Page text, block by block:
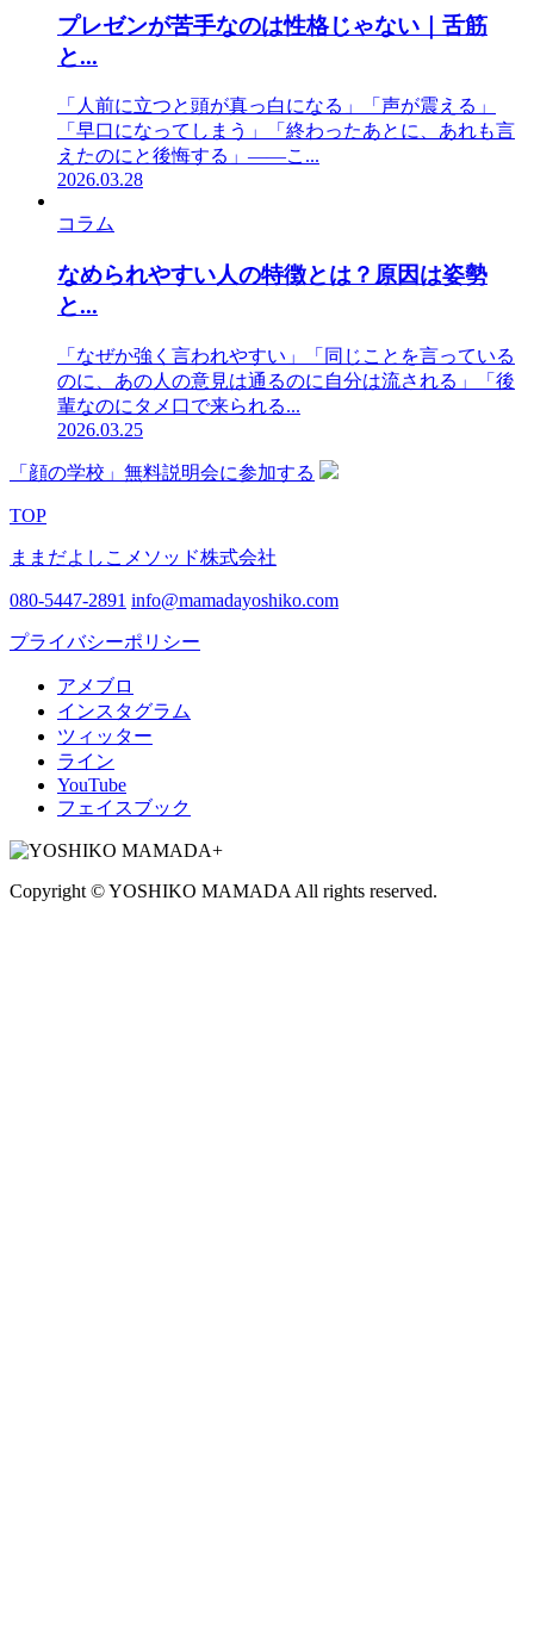
プレゼンが苦手なのは性格じゃない｜舌筋
と...
「人前に立つと頭が真っ白になる」「声が震える」
「早口になってしまう」「終わったあとに、あれも言
えたのにと後悔する」——こ...
2026.03.28
コラム
なめられやすい人の特徴とは？原因は姿勢
と...
「なぜか強く言われやすい」「同じことを言っている
のに、あの人の意見は通るのに自分は流される」「後
輩なのにタメ口で来られる...
2026.03.25
「顔の学校」無料説明会に参加する
TOP
ままだよしこメソッド株式会社
080-5447-2891 info@mamadayoshiko.com
プライバシーポリシー
アメブロ
インスタグラム
ツィッター
ライン
YouTube
フェイスブック
Copyright © YOSHIKO MAMADA All rights reserved.